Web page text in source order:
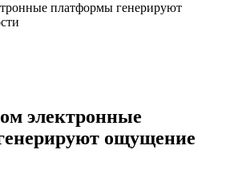
платформы генерируют
электронные
ощущение